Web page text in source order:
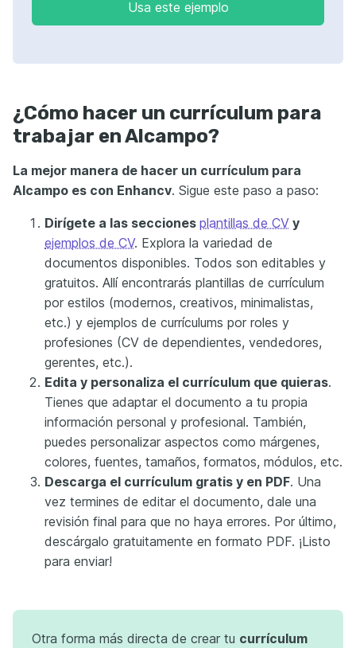
Usa este ejemplo
¿Cómo hacer un currículum para
trabajar en Alcampo?
La mejor manera de hacer un currículum para
Alcampo es con Enhancv. Sigue este paso a paso:
Dirígete a las secciones plantillas de CV y
ejemplos de CV. Explora la variedad de
documentos disponibles. Todos son editables y
gratuitos. Allí encontrarás plantillas de currículum
por estilos (modernos, creativos, minimalistas,
etc.) y ejemplos de currículums por roles y
profesiones (CV de dependientes, vendedores,
gerentes, etc.).
Edita y personaliza el currículum que quieras.
Tienes que adaptar el documento a tu propia
información personal y profesional. También,
puedes personalizar aspectos como márgenes,
colores, fuentes, tamaños, formatos, módulos, etc.
Descarga el currículum gratis y en PDF. Una
vez termines de editar el documento, dale una
revisión final para que no haya errores. Por último,
descárgalo gratuitamente en formato PDF. ¡Listo
para enviar!
Otra forma más directa de crear tu currículum